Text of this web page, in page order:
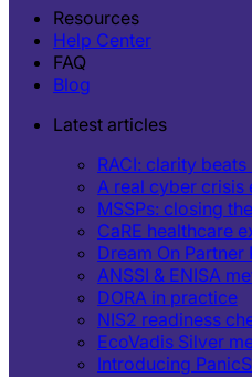
Resources
Help Center
FAQ
Blog
Latest articles
RACI: clarity
A real cyber crisis
MSSPs: closing
CaRE healthcare
Dream On Partner
ANSSI & ENISA
DORA in practice
NIS2 readiness
EcoVadis Silver
Introducing